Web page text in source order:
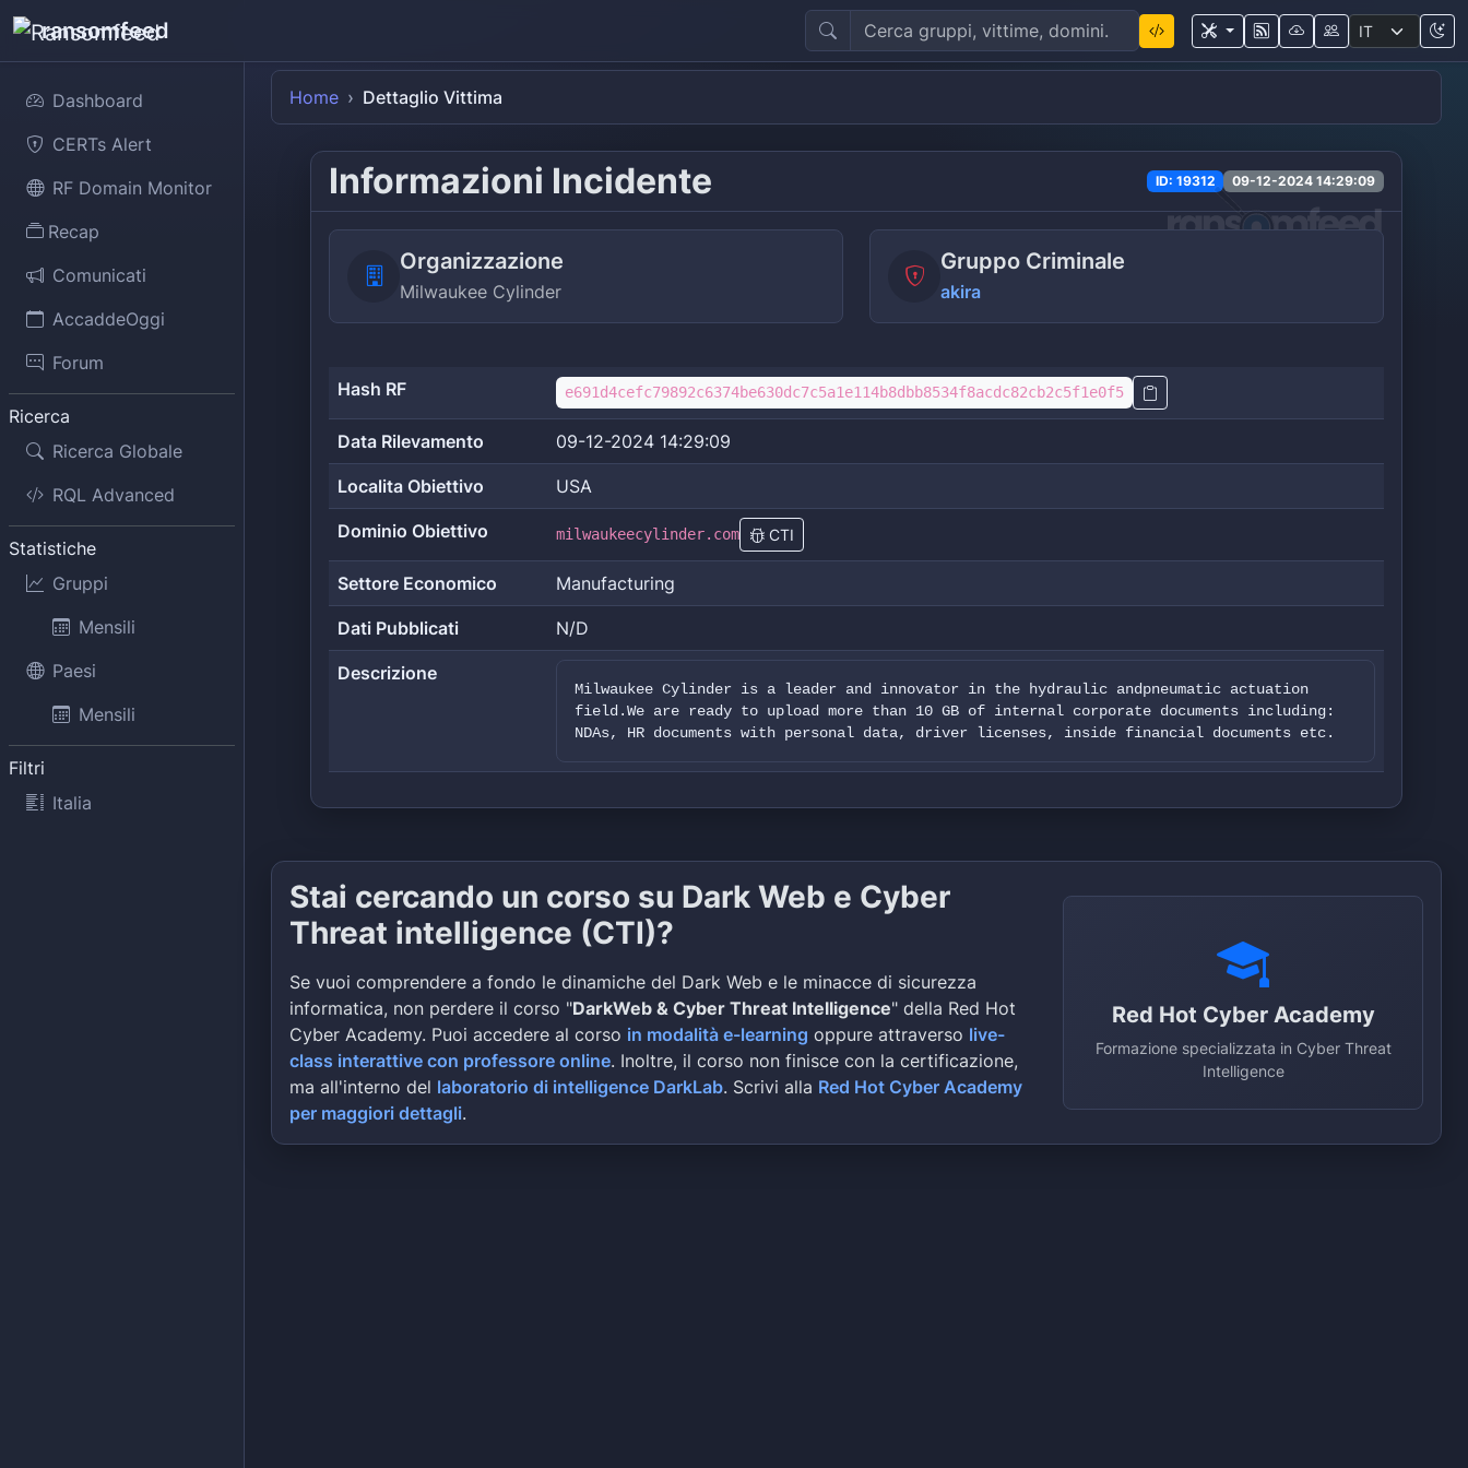
ransomfeed
Dashboard
CERTs Alert
RF Domain Monitor
Recap
Comunicati
AccaddeOggi
Forum
Ricerca
Ricerca Globale
RQL Advanced
Statistiche
Gruppi
Mensili
Paesi
Mensili
Filtri
Italia
Home Dettaglio Vittima
Informazioni Incidente ID: 19312 09-12-2024 14:29:09
Organizzazione
Milwaukee Cylinder
Gruppo Criminale
akira
Hash RF e691d4cefc79892c6374be630dc7c5a1e114b8dbb8534f8acdc82cb2c5f1e0f5
Data Rilevamento 09-12-2024 14:29:09
Localita Obiettivo USA
Dominio Obiettivo milwaukeecylinder.com CTI
Settore Economico Manufacturing
Dati Pubblicati N/D
Descrizione
Milwaukee Cylinder is a leader and innovator in the hydraulic andpneumatic actuation
field.We are ready to upload more than 10 GB of internal corporate documents including:
NDAs, HR documents with personal data, driver licenses, inside financial documents etc.
Stai cercando un corso su Dark Web e Cyber
Threat intelligence (CTI)?
Se vuoi comprendere a fondo le dinamiche del Dark Web e le minacce di sicurezza
informatica, non perdere il corso "DarkWeb & Cyber Threat Intelligence" della Red Hot
Cyber Academy. Puoi accedere al corso in modalità e-learning oppure attraverso live-
class interattive con professore online. Inoltre, il corso non finisce con la certificazione,
ma all'interno del laboratorio di intelligence DarkLab. Scrivi alla Red Hot Cyber Academy
per maggiori dettagli.
Red Hot Cyber Academy
Formazione specializzata in Cyber Threat
Intelligence